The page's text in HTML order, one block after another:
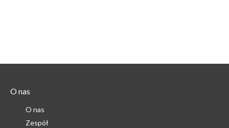
O nas
O nas
Zespół